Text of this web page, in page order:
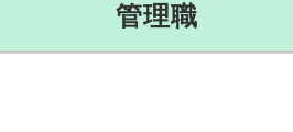
・多職種協働加算」
管理職